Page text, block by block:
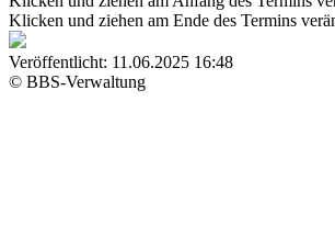
Klicken und ziehen am Ende des Termins
Veröffentlicht: 11.06.2025 16:48
© BBS-Verwaltung